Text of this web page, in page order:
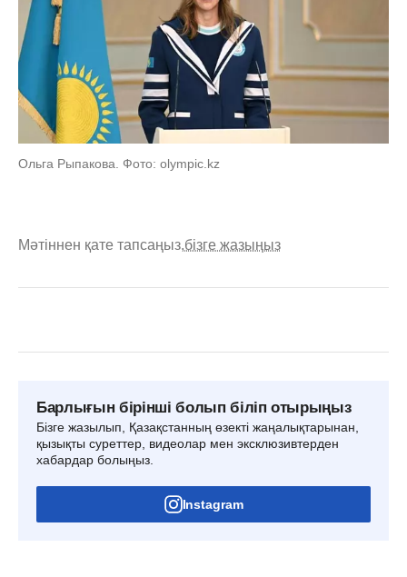
Ольга Рыпакова. Фото: olympic.kz
Мәтіннен қате тапсаңыз,бізге жазыңыз
Барлығын бірінші болып біліп отырыңыз
Бізге жазылып, Қазақстанның өзекті жаңалықтарынан,
қызықты суреттер, видеолар мен эксклюзивтерден
хабардар болыңыз.
Instagram